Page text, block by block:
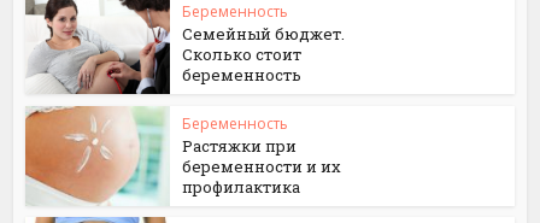
Беременность
Семейный бюджет.
Сколько стоит
беременность
Беременность
Растяжки при
беременности и их
профилактика